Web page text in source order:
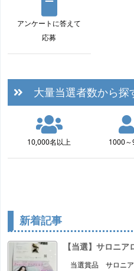
アンケートに答えて
応募
大量当選者数から探
10,000名以上 1000～
新着記事
【当選】サロニ
当選賞品 サロニ